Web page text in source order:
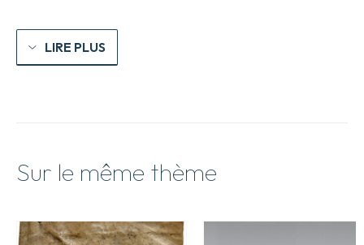
LIRE PLUS
Sur le même thème